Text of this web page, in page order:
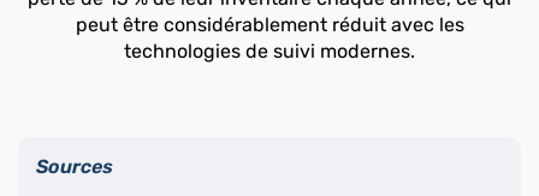
peut être considérablement réduit avec les
technologies de suivi modernes.
Sources